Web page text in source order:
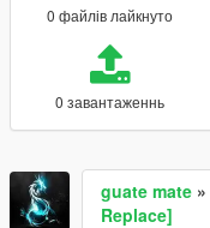
0 файлів лайкнуто
0 завантаженнь
guate mate »
Replace]